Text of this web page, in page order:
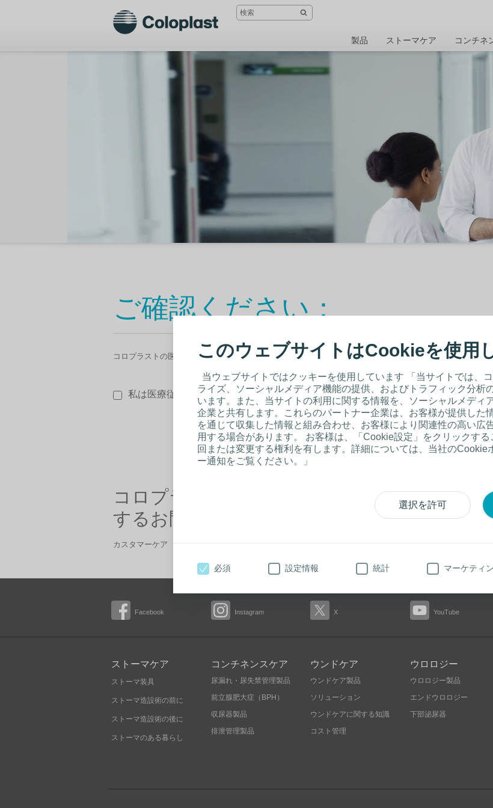
このウェブサイトはCookieを使用
当ウェブサイトではクッキーを使用しています 「当サイトでは、
ライズ、ソーシャルメディア機能の提供、およびトラフィック分析
います。また、当サイトの利用に関する情報を、ソーシャルメディ
企業と共有します。これらのパートナー企業は、お客様が提供した
を通じて収集した情報と組み合わせ、お客様により関連性の高い広
用する場合があります。 お客様は、「Cookie設定」をクリックす
回または変更する権利を有します。詳細については、当社のCookie
ー通知をご覧ください。」
選択を許可
必須 設定情報 統計 マーケティ
製品 ストーマケア コンチネ
ご確認ください：
コロプラストの医療機器ページは、医療従事者向けとなっております。
私は医療従事者です。
コロプラスト製品に関
するお問い合わせ
カスタマーケア フリーダイヤル 0120-66-4469
医療従事者以外の方
Facebook Instagram X YouTube
ストーマケア
ストーマ装具
ストーマ造設術の前に
ストーマ造設術の後に
ストーマのある暮らし
コンチネンスケア
尿漏れ・尿失禁管理製品
前立腺肥大症（BPH）
収尿器製品
排泄管理製品
ウンドケア
ウンドケア製品
ソリューション
ウンドケアに関する知識
コスト管理
ウロロジー
ウロロジー製品
エンドウロロジー
下部泌尿器